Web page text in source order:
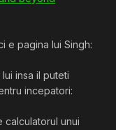
e pagina lui Singh:
insa il puteti
incepatori:
calculatorul unui